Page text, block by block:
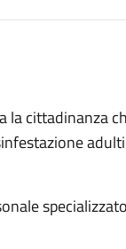
la cittadinanza